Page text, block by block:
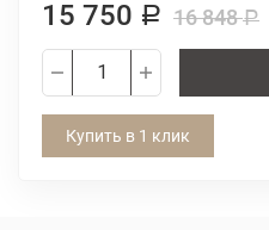
15 750 Р 16 848Р
Купить в 1 клик